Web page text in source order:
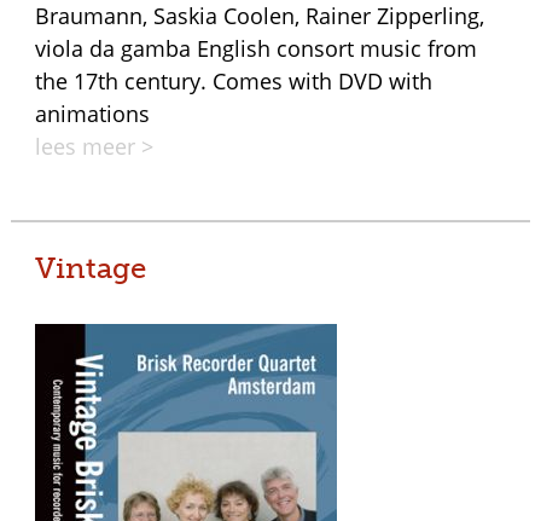
Braumann, Saskia Coolen, Rainer Zipperling,
viola da gamba English consort music from
the 17th century. Comes with DVD with
animations
lees meer >
Vintage